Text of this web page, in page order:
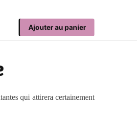
Ajouter au panier
qui attirera certainement